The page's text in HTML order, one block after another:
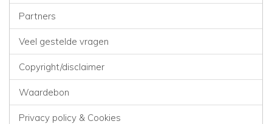
Partners
Veel gestelde vragen
Copyright/disclaimer
Waardebon
Privacy policy & Cookies